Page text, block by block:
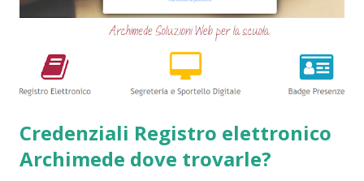
frattempo, se volete potete anche consultare le seguenti
guide => Come accedere a prestiti dopo essere stati
segnalati al Crif - Prest...
Credenziali Registro elettronico
Archimede dove trovarle?